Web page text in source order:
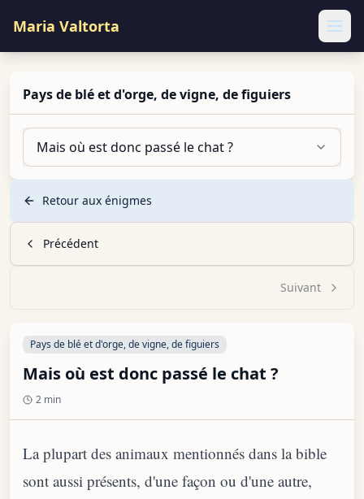
Maria Valtorta
Pays de blé et d'orge, de vigne, de figuiers
Mais où est donc passé le chat ?
Retour aux énigmes
Précédent
Suivant
Pays de blé et d'orge, de vigne, de figuiers
Mais où est donc passé le chat ?
2 min
La plupart des animaux mentionnés dans la bible
sont aussi présents, d'une façon ou d'une autre,